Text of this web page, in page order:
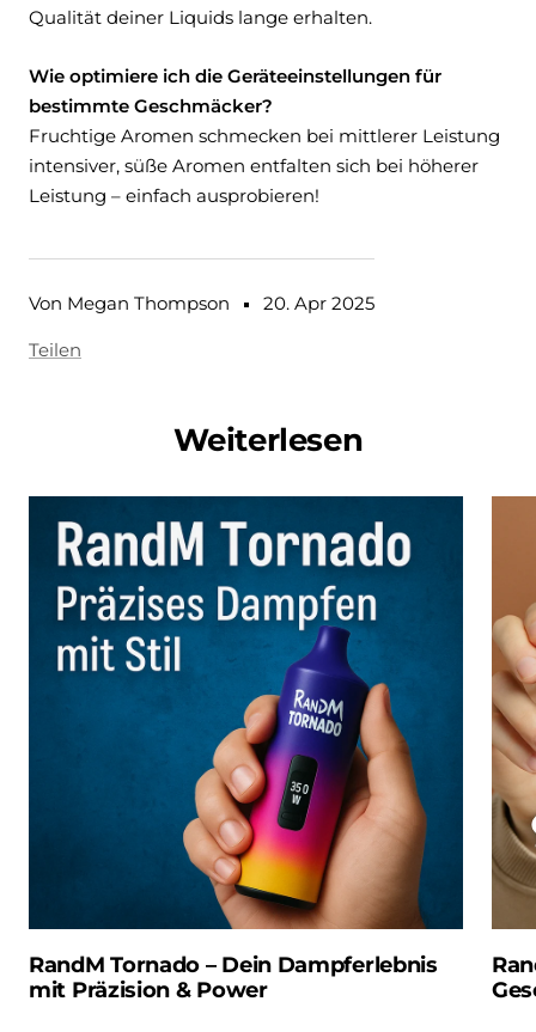
Von Megan Thompson 20. Apr 2025
Teilen
Qualität deiner Liquids lange erhalten.
Wie optimiere ich die Geräteeinstellungen für
bestimmte Geschmäcker?
Fruchtige Aromen schmecken bei mittlerer Leistung
intensiver, süße Aromen entfalten sich bei höherer
Leistung – einfach ausprobieren!
Weiterlesen
RandM Tornado – Dein Dampferlebnis
mit Präzision & Power